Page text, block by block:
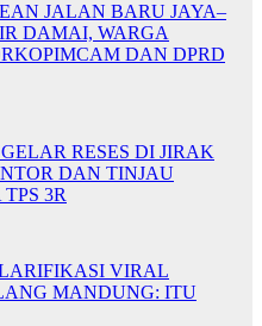
JALAN BARU JAYA–
DAMAI, WARGA
DAN DPRD
RESES DI JIRAK
DAN TINJAU
3R
VIRAL
MANDUNG: ITU